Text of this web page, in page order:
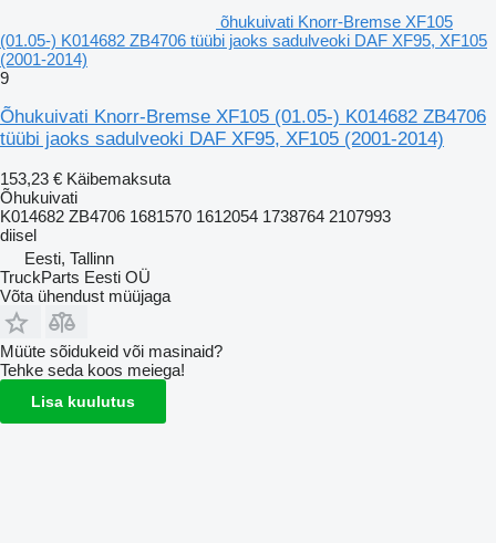
õhukuivati Knorr-Bremse XF105
(01.05-) K014682 ZB4706 tüübi jaoks sadulveoki DAF XF95, XF105
(2001-2014)
9
Õhukuivati Knorr-Bremse XF105 (01.05-) K014682 ZB4706
tüübi jaoks sadulveoki DAF XF95, XF105 (2001-2014)
153,23 € Käibemaksuta
Õhukuivati
K014682 ZB4706 1681570 1612054 1738764 2107993
diisel
Eesti, Tallinn
TruckParts Eesti OÜ
Võta ühendust müüjaga
Müüte sõidukeid või masinaid?
Tehke seda koos meiega!
Lisa kuulutus